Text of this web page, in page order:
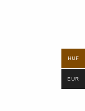
HUF
EUR